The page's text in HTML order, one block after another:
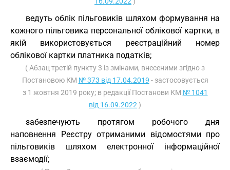
ведуть облік пільговиків шляхом формування на
кожного пільговика персональної облікової картки, в
якій використовується реєстраційний номер
облікової картки платника податків;
( Абзац третій пункту 3 із змінами, внесеними згідно з
Постановою КМ № 373 від 17.04.2019 - застосовується
з 1 жовтня 2019 року; в редакції Постанови КМ № 1041
від 16.09.2022 )
забезпечують протягом робочого дня
наповнення Реєстру отриманими відомостями про
пільговиків шляхом електронної інформаційної
взаємодії;